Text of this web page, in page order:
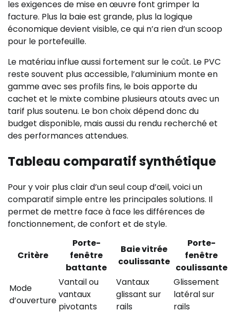
les exigences de mise en œuvre font grimper la
facture. Plus la baie est grande, plus la logique
économique devient visible, ce qui n’a rien d’un scoop
pour le portefeuille.
Le matériau influe aussi fortement sur le coût. Le PVC
reste souvent plus accessible, l’aluminium monte en
gamme avec ses profils fins, le bois apporte du
cachet et le mixte combine plusieurs atouts avec un
tarif plus soutenu. Le bon choix dépend donc du
budget disponible, mais aussi du rendu recherché et
des performances attendues.
Tableau comparatif synthétique
Pour y voir plus clair d’un seul coup d’œil, voici un
comparatif simple entre les principales solutions. Il
permet de mettre face à face les différences de
fonctionnement, de confort et de style.
Critère
Porte-
fenêtre
battante
Baie vitrée
coulissante
Porte-
fenêtre
coulissante
Mode
d’ouverture
Vantail ou
vantaux
pivotants
Vantaux
glissant sur
rails
Glissement
latéral sur
rails